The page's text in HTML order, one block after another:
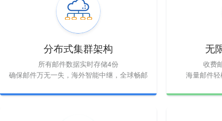
分布式集群架构
所有邮件数据实时存储4份
确保邮件万无一失，海外智能中继，全球畅邮
无
收费
海量邮件